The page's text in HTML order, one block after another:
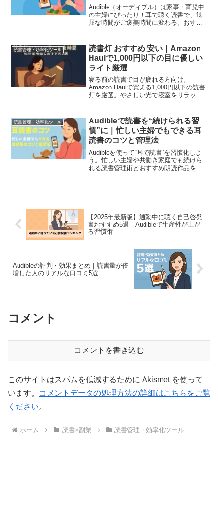
Audible（オーディブル）は家事・育児中
の主婦にぴったり！耳で聴く読書で、退
屈な時間がご褒美時間に変わる。おすす
読書管理・効率化ツール
読書灯 おすすめ 安い｜Amazon
Haulで1,000円以下の目に優しい
ライト厳選
寝る前の読書で目が疲れる方向け。
Amazon Haulで買える1,000円以下の読書
灯を厳選。やさしい光で寝室をリラック
読書管理・効率化ツール
Audibleで読書を“続けられる習
慣”に｜忙しい主婦でもできる耳
読書のコツと管理法
Audibleを使って“耳で読書”を習慣化しよ
う。忙しい主婦や共働き家庭でも続けら
れる読書管理術とおすすめ朗読作品を紹
【2025年最新版】通勤中に聴く自己啓発
書おすすめ5選｜Audibleで生産性が上が
る習慣術
Audibleの評判・効果まとめ｜読書量が倍
増した人のリアルな口コミ5選
コメント
コメントを書き込む
このサイトはスパムを低減するために Akismet を使って
います。
コメントデータの処理方法の詳細はこちらをご覧
ください。
ホーム 読書×副業 読書管理・効率化ツール